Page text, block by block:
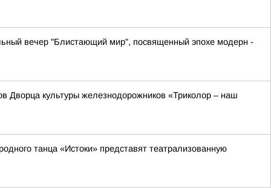
вечер "Блистающий мир", посвященный эпохе модерн -
Дворца культуры железнодорожников «Триколор – наш
танца «Истоки» представят театрализованную